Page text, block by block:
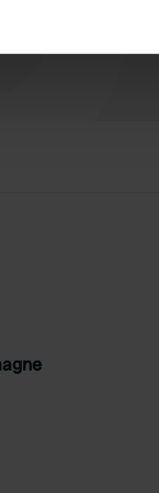
more about how